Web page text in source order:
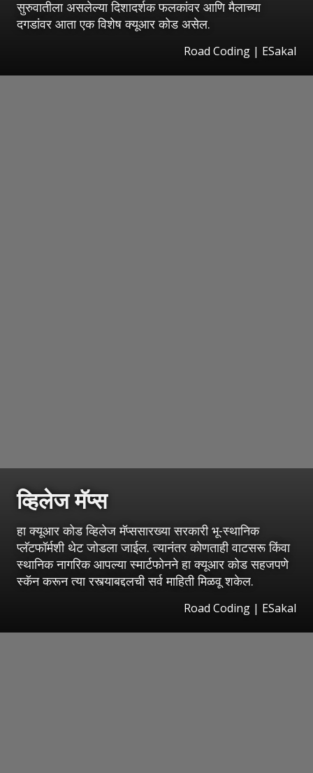
सुरुवातीला असलेल्या दिशादर्शक फलकांवर आणि मैलाच्या
दगडांवर आता एक विशेष क्यूआर कोड असेल.
Road Coding | ESakal
व्हिलेज मॅप्स
हा क्यूआर कोड व्हिलेज मॅप्ससारख्या सरकारी भू-स्थानिक
प्लॅटफॉर्मशी थेट जोडला जाईल. त्यानंतर कोणताही वाटसरू किंवा
स्थानिक नागरिक आपल्या स्मार्टफोनने हा क्यूआर कोड सहजपणे
स्कॅन करून त्या रस्त्याबद्दलची सर्व माहिती मिळवू शकेल.
Road Coding | ESakal